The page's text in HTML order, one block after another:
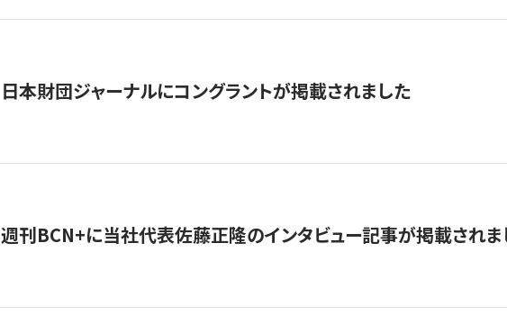
日本財団ジャーナルにコングラントが掲載されました
週刊BCN+に当社代表佐藤正隆のインタビュー記事が掲載されま